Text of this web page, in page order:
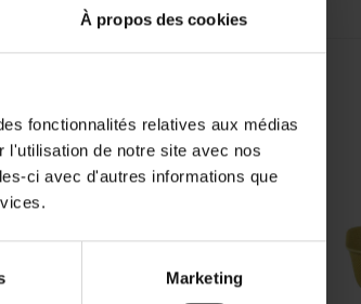
À propos des cookies
fonctionnalités relatives aux médias
l'utilisation de notre site avec nos
ci avec d'autres informations que
Marketing